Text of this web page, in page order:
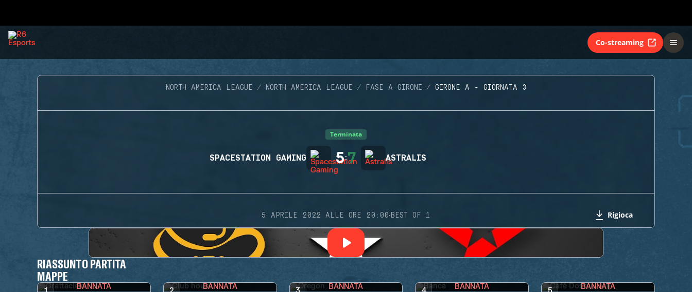
Co-streaming
NORTH AMERICA LEAGUE NORTH AMERICA LEAGUE FASE A GIRONI GIRONE A - GIORNATA 3
Terminata
SPACESTATION GAMING 5:7 ASTRALIS
5 APRILE 2022 ALLE ORE 20:00·BEST OF 1 Rigioca
RIASSUNTO PARTITA
MAPPE
BANNATA BANNATA BANNATA BANNATA BANNATA